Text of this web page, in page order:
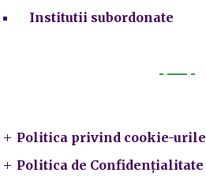
Institutii subordonate
Politica privind cookie-urile
Politica de Confidențialitate